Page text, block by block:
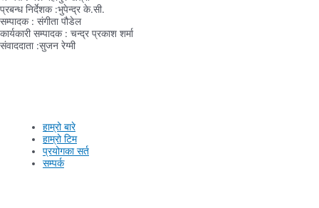
प्रबन्ध निर्देशक :भुपेन्द्र के.सी.
सम्पादक : संगीता पौडेल
कार्यकारी सम्पादक : चन्द्र प्रकाश शर्मा
संवाददाता :सुजन रेग्मी
हाम्रो बारे
हाम्रो टिम
प्रयोगका सर्त
सम्पर्क